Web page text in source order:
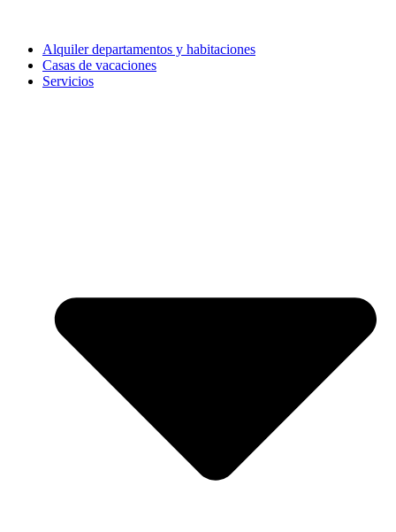
Alquiler departamentos y habitaciones
Casas de vacaciones
Servicios